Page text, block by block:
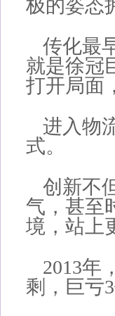
极的姿态
传化最
就是徐冠
打开局面
进入物
式。
创新不
气，甚至
境，站上
2013年
剩，巨亏3